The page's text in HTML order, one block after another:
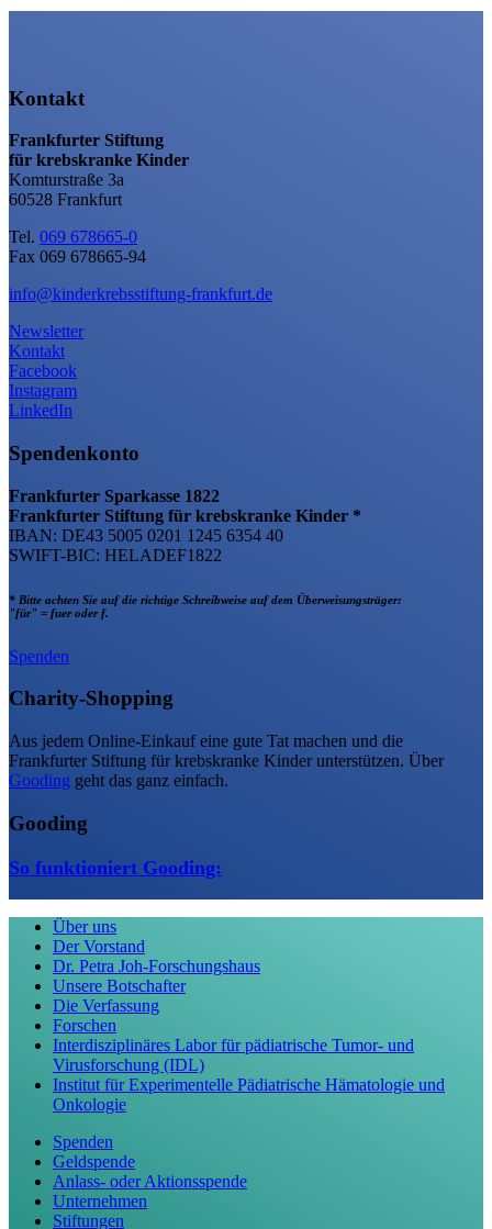
Kontakt
Frankfurter Stiftung
für krebskranke Kinder
Komturstraße 3a
60528 Frankfurt
Tel. 069 678665-0
Fax 069 678665-94
info@kinderkrebsstiftung-frankfurt.de
Newsletter
Kontakt
Facebook
Instagram
LinkedIn
Spendenkonto
Frankfurter Sparkasse 1822
Frankfurter Stiftung für krebskranke Kinder *
IBAN: DE43 5005 0201 1245 6354 40
SWIFT-BIC: HELADEF1822
* Bitte achten Sie auf die richtige Schreibweise auf dem Überweisungsträger:
"für" = fuer oder f.
Spenden
Charity-Shopping
Aus jedem Online-Einkauf eine gute Tat machen und die
Frankfurter Stiftung für krebskranke Kinder unterstützen. Über
Gooding geht das ganz einfach.
Gooding
So funktioniert Gooding:
Über uns
Der Vorstand
Dr. Petra Joh-Forschungshaus
Unsere Botschafter
Die Verfassung
Forschen
Interdisziplinäres Labor für pädiatrische Tumor- und
Virusforschung (IDL)
Institut für Experimentelle Pädiatrische Hämatologie und
Onkologie
Spenden
Geldspende
Anlass- oder Aktionsspende
Unternehmen
Stiftungen